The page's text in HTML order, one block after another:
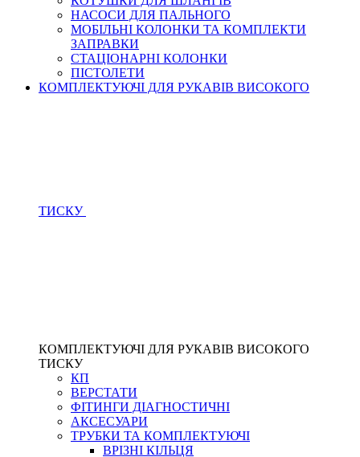
НАСОСИ ДЛЯ ПАЛЬНОГО
МОБІЛЬНІ КОЛОНКИ ТА КОМПЛЕКТИ
ЗАПРАВКИ
СТАЦІОНАРНІ КОЛОНКИ
ПІСТОЛЕТИ
КОМПЛЕКТУЮЧІ ДЛЯ РУКАВІВ ВИСОКОГО
ТИСКУ
КОМПЛЕКТУЮЧІ ДЛЯ РУКАВІВ ВИСОКОГО
ТИСКУ
КП
ВЕРСТАТИ
ФІТИНГИ ДІАГНОСТИЧНІ
АКСЕСУАРИ
ТРУБКИ ТА КОМПЛЕКТУЮЧІ
ВРІЗНІ КІЛЬЦЯ